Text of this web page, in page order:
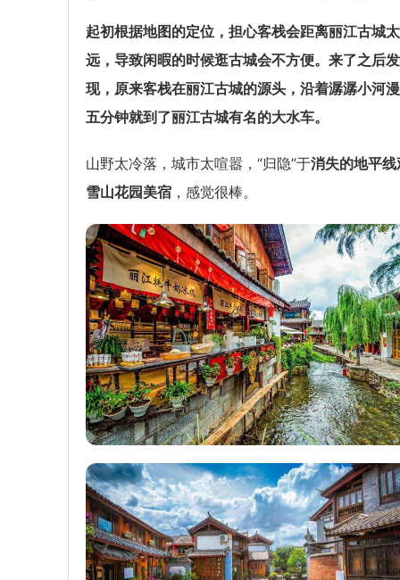
起初根据地图的定位，担心客栈会距离丽江古城太
远，导致闲暇的时候逛古城会不方便。来了之后发
现，原来客栈在丽江古城的源头，沿着潺潺小河
五分钟就到了丽江古城有名的大水车。
山野太冷落，城市太喧嚣，“归隐”于消失的地平线
雪山花园美宿 ，感觉很棒。